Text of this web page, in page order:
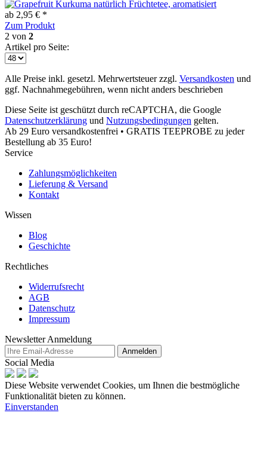
ab 2,95 € *
Zum Produkt
2 von 2
Artikel pro Seite:
Alle Preise inkl. gesetzl. Mehrwertsteuer zzgl. Versandkosten und
ggf. Nachnahmegebühren, wenn nicht anders beschrieben
Diese Seite ist geschützt durch reCAPTCHA, die Google
Datenschutzerklärung und Nutzungsbedingungen gelten.
Ab 29 Euro versandkostenfrei • GRATIS TEEPROBE zu jeder
Bestellung ab 35 Euro!
Service
Zahlungsmöglichkeiten
Lieferung & Versand
Kontakt
Wissen
Blog
Geschichte
Rechtliches
Widerrufsrecht
AGB
Datenschutz
Impressum
Newsletter Anmeldung
Anmelden
Social Media
Diese Website verwendet Cookies, um Ihnen die bestmögliche
Funktionalität bieten zu können.
Einverstanden